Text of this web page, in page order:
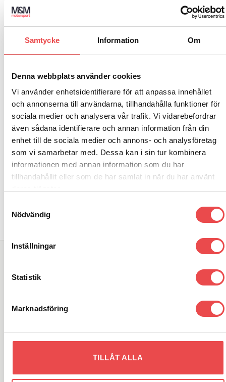
Samtycke Information Om
Denna webbplats använder cookies
Vi använder enhetsidentifierare för att anpassa innehållet
och annonserna till användarna, tillhandahålla funktioner för
sociala medier och analysera vår trafik. Vi vidarebefordrar
även sådana identifierare och annan information från din
enhet till de sociala medier och annons- och analysföretag
som vi samarbetar med. Dessa kan i sin tur kombinera
informationen med annan information som du har
tillhandahållit eller som de har samlat in när du har använt
Nödvändig
Inställningar
Statistik
Marknadsföring
TILLÅT ALLA
Add to
wishlist
Art.nr: 051STB175
Spacers 4×100 nav 57 bredd 5
LÄGG TILL I VARUKORG
Add to
wishlist
Spacers 5×120 nav 72,5 bredd 13